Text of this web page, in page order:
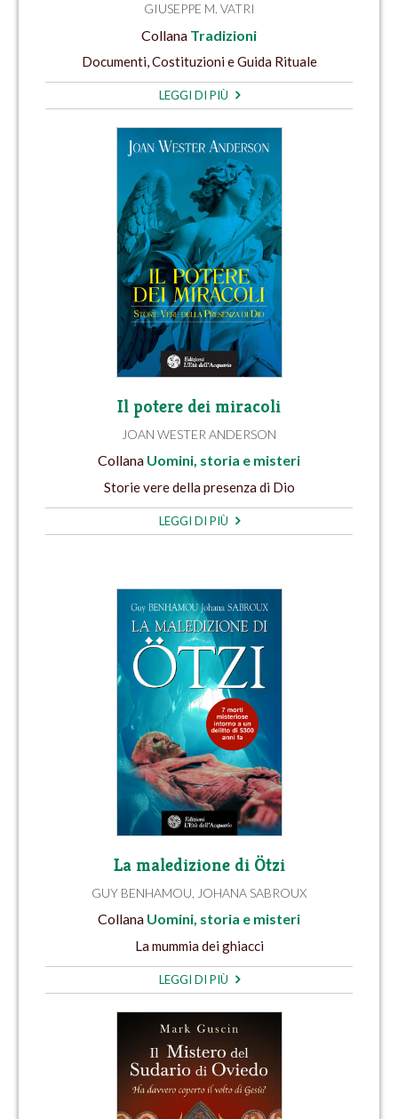
GIUSEPPE M. VATRI
Collana Tradizioni
Documenti, Costituzioni e Guida Rituale
LEGGI DI PIÙ
Il potere dei miracoli
JOAN WESTER ANDERSON
Collana Uomini, storia e misteri
Storie vere della presenza di Dio
LEGGI DI PIÙ
La maledizione di Ötzi
GUY BENHAMOU JOHANA SABROUX
Collana Uomini, storia e misteri
La mummia dei ghiacci
LEGGI DI PIÙ